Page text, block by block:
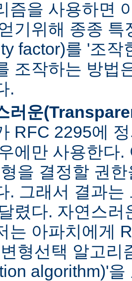
즘을 사용하면
기위해 종종 특
factor)를 '조작
조작하는 방법
.
러운
RFC 2295에
에만 사용한다.
을 결정할 권
. 그래서 결과
렸다. 자연스러
는 아파치에게
형선택 알고리
algorithm)'을